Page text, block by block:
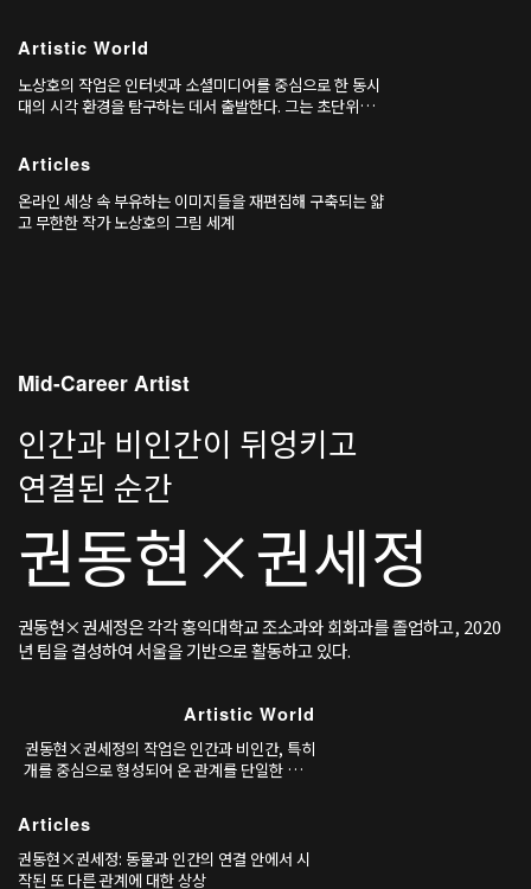
Artistic World
노상호의 작업은 인터넷과 소셜미디어를 중심으로 한 동시
대의 시각 환경을 탐구하는 데서 출발한다. 그는 초단위로
유의 대상으로 삼는다.
Articles
온라인 세상 속 부유하는 이미지들을 재편집해 구축되는 얇
고 무한한 작가 노상호의 그림 세계
Artistic World
권동현×권세정의 작업은 인간과 비인간, 특히
개를 중심으로 형성되어 온 관계를 단일한 애정
사·도시 환경 속에서 어떻게 만들어지고 변형되
어 왔는지를 추적하는 데서 출발한다.
Articles
권동현×권세정: 동물과 인간의 연결 안에서 시
작된 또 다른 관계에 대한 상상
Mid-Career Artist
인간과 비인간이 뒤엉키고
연결된 순간
권동현×권세정
권동현×권세정은 각각 홍익대학교 조소과와 회화과를 졸업하고, 2020
년 팀을 결성하여 서울을 기반으로 활동하고 있다.